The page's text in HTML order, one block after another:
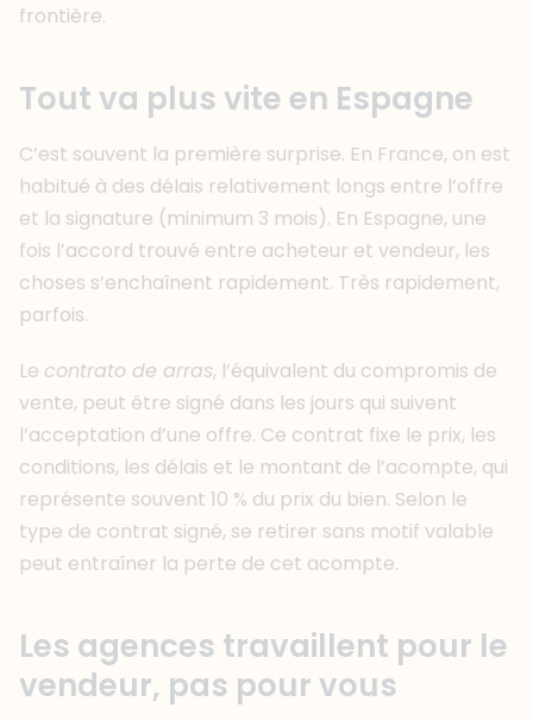
frontière.
Tout va plus vite en Espagne
C’est souvent la première surprise. En France, on est
habitué à des délais relativement longs entre l’offre
et la signature (minimum 3 mois). En Espagne, une
fois l’accord trouvé entre acheteur et vendeur, les
choses s’enchaînent rapidement. Très rapidement,
parfois.
Le contrato de arras, l’équivalent du compromis de
vente, peut être signé dans les jours qui suivent
l’acceptation d’une offre. Ce contrat fixe le prix, les
conditions, les délais et le montant de l’acompte, qui
représente souvent 10 % du prix du bien. Selon le
type de contrat signé, se retirer sans motif valable
peut entraîner la perte de cet acompte.
Les agences travaillent pour le
vendeur, pas pour vous